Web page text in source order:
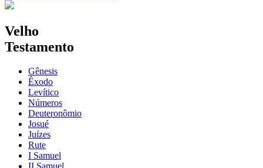
Velho
Testamento
Gênesis
Êxodo
Levítico
Números
Deuteronômio
Josué
Juízes
Rute
I Samuel